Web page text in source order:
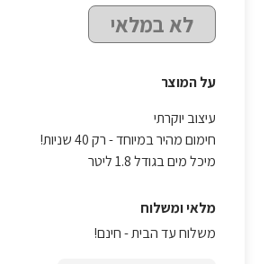
לא במלאי
על המוצר
עיצוב יוקרתי
חימום מהיר במיוחד - רק 40 שניות!
מיכל מים בגודל 1.8 ליטר
מלאי ומשלוח
משלוח עד הבית - חינם!